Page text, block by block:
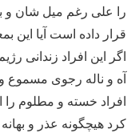
را علی رغم میل شان و
قرار داده است آیا
اگر این افراد زندانی
آه و ناله رجوی مسموع و
افراد خسته و مطلوم
کرد هیچگونه عذر و